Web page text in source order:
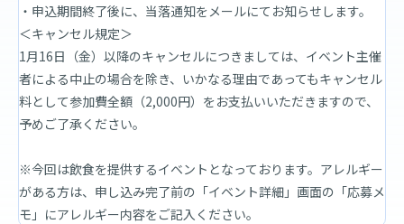
・申込期間終了後に、当落通知をメールにてお知らせします。
＜キャンセル規定＞
1月16日（金）以降のキャンセルにつきましては、イベント主催
者による中止の場合を除き、いかなる理由であってもキャンセル
料として参加費全額（2,000円）をお支払いいただきますので、
予めご了承ください。
※今回は飲食を提供するイベントとなっております。アレルギー
がある方は、申し込み完了前の「イベント詳細」画面の「応募メ
モ」にアレルギー内容をご記入ください。